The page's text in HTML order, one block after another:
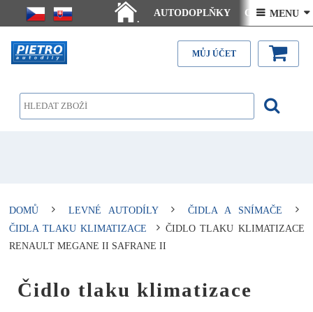
.
AUTODOPLŇKY Ceny doručení
Články - návody Kontakt
 MENU 
MŮJ ÚČET
DOMŮ LEVNÉ AUTODÍLY
ČIDLA A SNÍMAČE
ČIDLA TLAKU KLIMATIZACE
ČIDLO TLAKU KLIMATIZACE
RENAULT MEGANE II SAFRANE II
Čidlo tlaku klimatizace